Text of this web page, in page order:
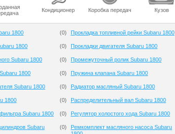
Кондиционер Коробка передач Кузов
1800 (0)
1800 (0)
Subaru 1800 (0)
1800 (0)
Subaru 1800 (0)
1800 (0)
Subaru 1800 (0)
Subaru
(0)
Прокладка топливной рейки Subaru 1800
Прокладки двигателя Subaru 1800
Промежуточный ролик Subaru 1800
Пружина клапана Subaru 1800
Радиатор масляный Subaru 1800
Распределительный вал Subaru 1800
Регулятор холостого хода Subaru 1800
Ремкомплект масляного насоса Subaru